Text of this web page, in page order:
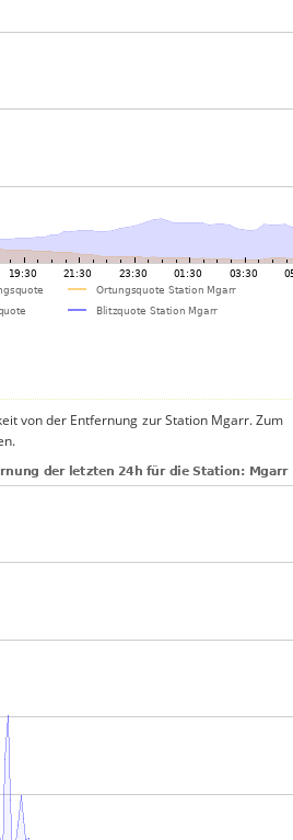
von der Entfernung zur Station Mgarr. Zum